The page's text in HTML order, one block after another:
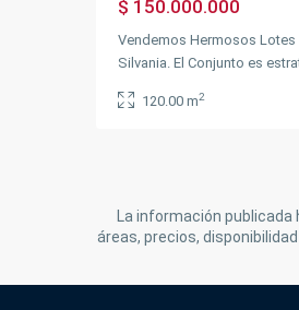
$ 150.000.000
Vendemos Hermosos Lotes
Silvania. El Conjunto es
120.00 m2
La información
áreas, precios,